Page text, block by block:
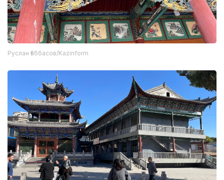
Руслан Ғаббасов/Kazinform